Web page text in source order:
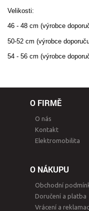
Velikosti:
46 - 48 cm (výrobce
50-52 cm (výrobce
54 - 56 cm (výrobce
O FIRMĚ
O nás
Kontakt
Elektromobilita
O NÁKUPU
Obchodní
Doručení a platba
Vrácení a